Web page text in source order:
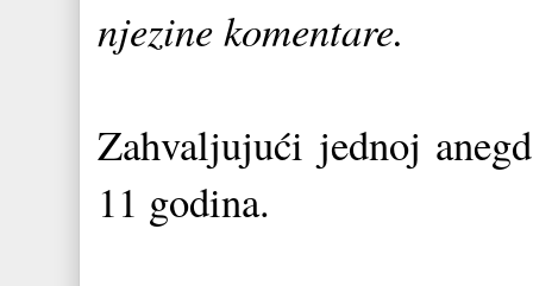
njezine komentare.
Zahvaljujući jednoj
11 godina.